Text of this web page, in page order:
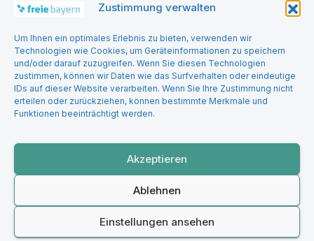
Zustimmung verwalten
Um Ihnen ein optimales Erlebnis zu bieten, verwenden wir
Technologien wie Cookies, um Geräteinformationen zu speichern
und/oder darauf zuzugreifen. Wenn Sie diesen Technologien
zustimmen, können wir Daten wie das Surfverhalten oder eindeutige
IDs auf dieser Website verarbeiten. Wenn Sie Ihre Zustimmung nicht
erteilen oder zurückziehen, können bestimmte Merkmale und
Funktionen beeinträchtigt werden.
Akzeptieren
Ablehnen
Einstellungen ansehen
Freie Bayern
Stolz präsentiert von WordPress
Themeansar